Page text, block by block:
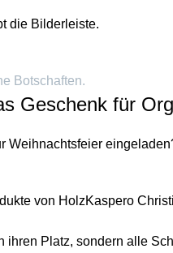
die Bilderleiste.
Botschaften.
Geschenk für
von HolzKaspero
Platz, sondern alle